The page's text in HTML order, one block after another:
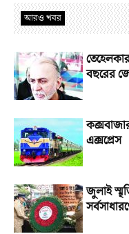
আরও খবর
বছরের
এক্সপ্রেস
জুলাই